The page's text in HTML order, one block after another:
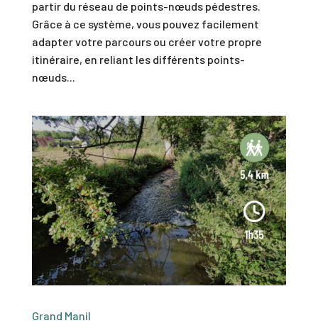
partir du réseau de points-nœuds pédestres.
Grâce à ce système, vous pouvez facilement
adapter votre parcours ou créer votre propre
itinéraire, en reliant les différents points-
nœuds...
Grand Manil